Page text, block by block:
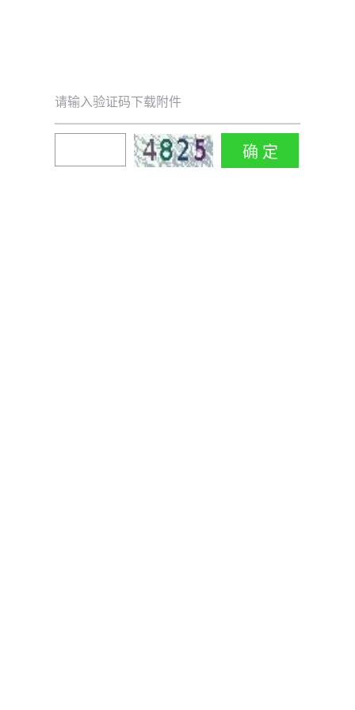
请输入验证码下载附件